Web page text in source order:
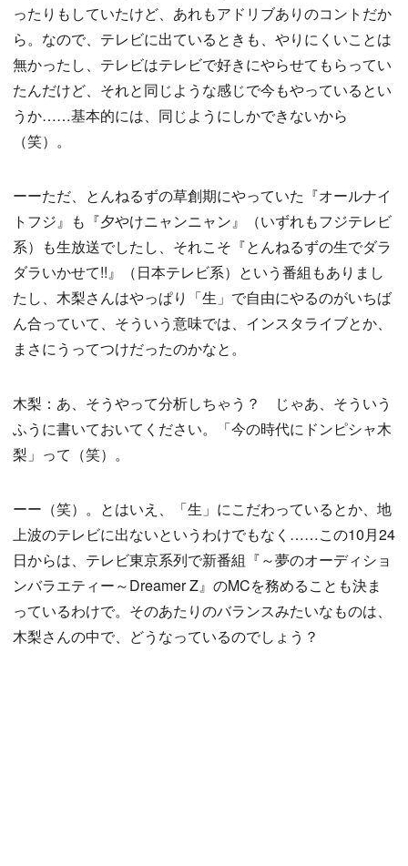
ったりもしていたけど、あれもアドリブありのコントだか
ら。なので、テレビに出ているときも、やりにくいことは
無かったし、テレビはテレビで好きにやらせてもらってい
たんだけど、それと同じような感じで今もやっているとい
うか……基本的には、同じようにしかできないから
（笑）。
ーーただ、とんねるずの草創期にやっていた『オールナイ
トフジ』も『夕やけニャンニャン』（いずれもフジテレビ
系）も生放送でしたし、それこそ『とんねるずの生でダラ
ダラいかせて!!』（日本テレビ系）という番組もありまし
たし、木梨さんはやっぱり「生」で自由にやるのがいちば
ん合っていて、そういう意味では、インスタライブとか、
まさにうってつけだったのかなと。
木梨：あ、そうやって分析しちゃう？ じゃあ、そういう
ふうに書いておいてください。「今の時代にドンピシャ木
梨」って（笑）。
ーー（笑）。とはいえ、「生」にこだわっているとか、地
上波のテレビに出ないというわけでもなく……この10月24
日からは、テレビ東京系列で新番組『～夢のオーディショ
ンバラエティー～Dreamer Z』のMCを務めることも決ま
っているわけで。そのあたりのバランスみたいなものは、
木梨さんの中で、どうなっているのでしょう？